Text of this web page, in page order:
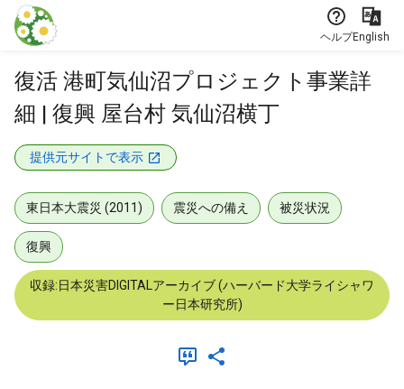
本文に飛ぶ
ヘルプEnglish
復活 港町気仙沼プロジェクト事業詳
細 | 復興 屋台村 気仙沼横丁
提供元サイトで表示
東日本大震災 (2011) 震災への備え 被災状況
復興
収録:日本災害DIGITALアーカイブ (ハーバード大学ライシャワ
ー日本研究所)